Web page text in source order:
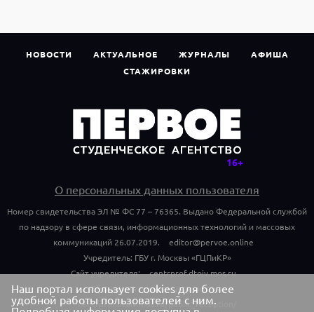
НОВОСТИ АКТУАЛЬНОЕ ЖУРНАЛЫ
АФИША
СТАЖИРОВКИ
О персональных данных пользователя
Номер свидетельства ЭЛ № ФС 77 – 76365. Выдано Федеральной службой
по надзору в сфере связи, информационных технологий и массовых
коммуникаций 26.07.2019.
editor@pervoe.online
Учредитель: ГБУ г. Москвы «ГЦПиКР»
Сайт учредителя:
centrprof.dtoiv.mos.ru
Обращения граждан учредителю:
centrprof.dtoiv.mos.ru/public_reception/
Наш портал использует cookies для более
удобной работы пользователей с ним.